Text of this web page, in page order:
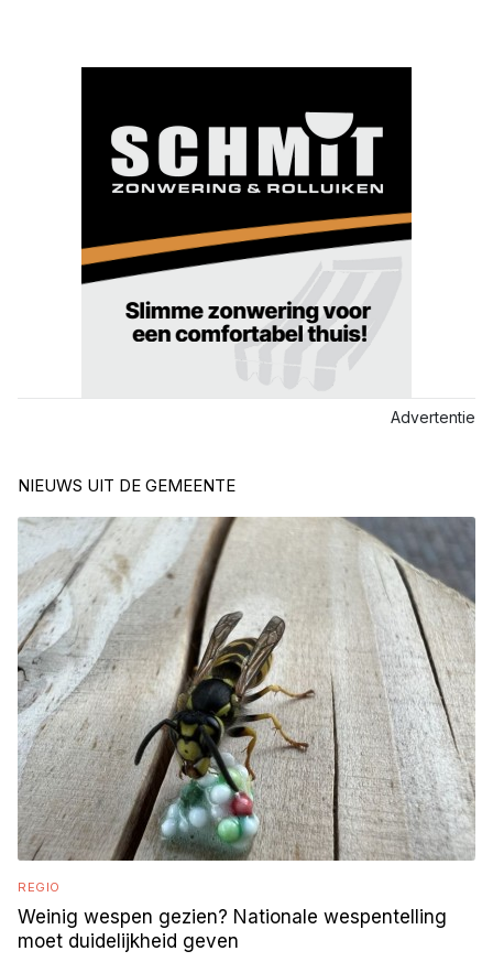
Advertentie
NIEUWS UIT DE GEMEENTE
REGIO
Weinig wespen gezien? Nationale wespentelling
moet duidelijkheid geven